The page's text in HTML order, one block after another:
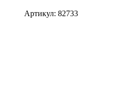
Артикул: 82733